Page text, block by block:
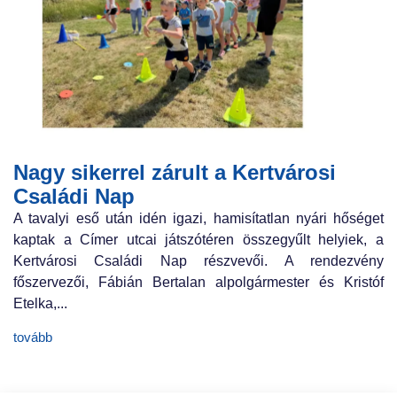
Nagy sikerrel zárult a Kertvárosi
Családi Nap
A tavalyi eső után idén igazi, hamisítatlan nyári hőséget
kaptak a Címer utcai játszótéren összegyűlt helyiek, a
Kertvárosi Családi Nap részvevői. A rendezvény
főszervezői, Fábián Bertalan alpolgármester és Kristóf
Etelka,...
tovább